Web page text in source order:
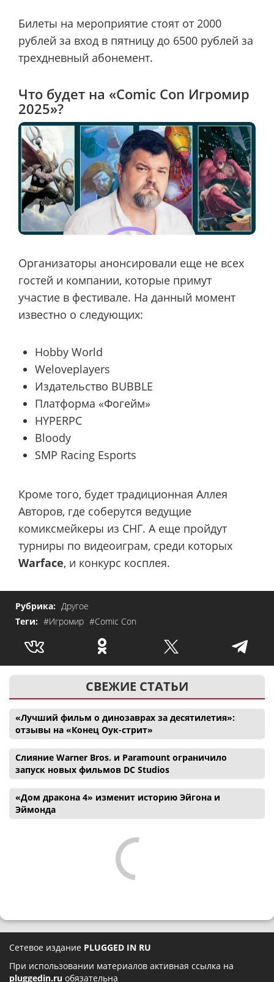
Билеты на мероприятие стоят от 2000
рублей за вход в пятницу до 6500 рублей за
трехдневный абонемент.
Что будет на «Comic Con Игромир
2025»?
Организаторы анонсировали еще не всех
гостей и компании, которые примут
участие в фестивале. На данный момент
известно о следующих:
Hobby World
Weloveplayers
Издательство BUBBLE
Платформа «Фогейм»
HYPERPC
Bloody
SMP Racing Esports
Кроме того, будет традиционная Аллея
Авторов, где соберутся ведущие
комиксмейкеры из СНГ. А еще пройдут
турниры по видеоиграм, среди которых
Warface, и конкурс косплея.
Рубрика: Другое
Теги: #Игромир #Comic Con
СВЕЖИЕ СТАТЬИ
«Лучший фильм о динозаврах за десятилетия»:
отзывы на «Конец Оук-стрит»
Слияние Warner Bros. и Paramount ограничило
запуск новых фильмов DC Studios
«Дом дракона 4» изменит историю Эйгона и
Эймонда
Сетевое издание PLUGGED IN RU
При использовании материалов активная ссылка на
pluggedin.ru обязательна